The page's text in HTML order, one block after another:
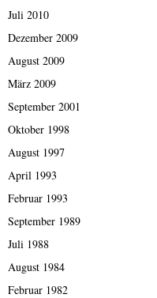
Juli 2010
Dezember 2009
August 2009
März 2009
September 2001
Oktober 1998
August 1997
April 1993
Februar 1993
September 1989
Juli 1988
August 1984
Februar 1982